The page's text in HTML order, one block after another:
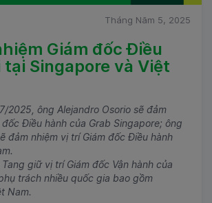
Tháng Năm 5, 2025
Giám đốc Điều
Singapore và Việt
2025, ông Alejandro Osorio sẽ đảm
Điều hành của Grab Singapore; ông
đảm nhiệm vị trí Giám đốc Điều hành
Tang giữ vị trí Giám đốc Vận hành của
trách nhiều quốc gia bao gồm
Nam.